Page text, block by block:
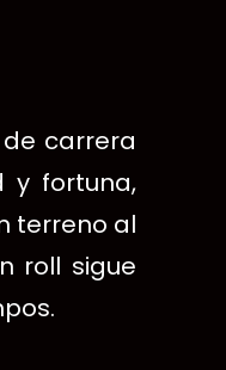
carrera
y fortuna,
terreno al
roll sigue